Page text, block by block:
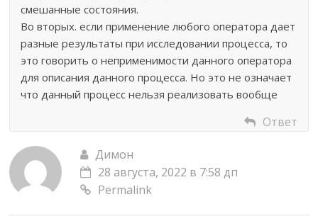
смешанные состояния.
Во вторых. если применение любого оператора дает
разные результаты при исследовании процесса, то
это говорить о неприменимости данного оператора
для описания данного процесса. Но это не означает
что данный процесс нельзя реализовать вообще
Ответ
Димон
28 августа, 2022 в 7:58 дп
Permalink